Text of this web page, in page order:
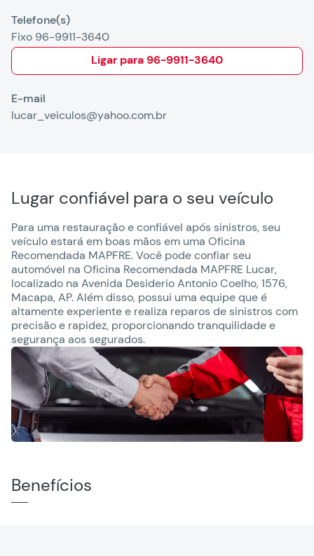
Telefone(s)
Fixo 96-9911-3640
Ligar para 96-9911-3640
E-mail
lucar_veiculos@yahoo.com.br
Lugar confiável para o seu veículo
Para uma restauração e confiável após sinistros, seu
veículo estará em boas mãos em uma Oficina
Recomendada MAPFRE. Você pode confiar seu
automóvel na Oficina Recomendada MAPFRE Lucar,
localizado na Avenida Desiderio Antonio Coelho, 1576,
Macapa, AP. Além disso, possui uma equipe que é
altamente experiente e realiza reparos de sinistros com
precisão e rapidez, proporcionando tranquilidade e
segurança aos segurados.
Benefícios